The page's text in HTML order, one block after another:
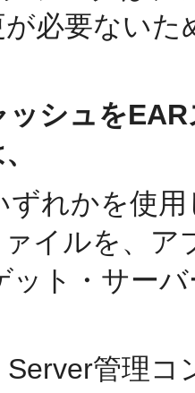
必要ない
シュを
ずれかを使用
イルを、ア
ット・サー
Server管理コ